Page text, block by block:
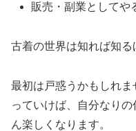
販売・副業としてや
古着の世界は知れば知る
最初は戸惑うかもしれ
っていけば、自分なり
ん楽しくなります。